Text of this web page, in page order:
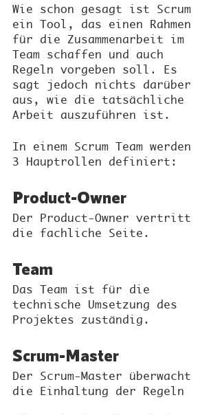
Wie schon gesagt ist Scrum
ein Tool, das einen Rahmen
für die Zusammenarbeit im
Team schaffen und auch
Regeln vorgeben soll. Es
sagt jedoch nichts darüber
aus, wie die tatsächliche
Arbeit auszuführen ist.
In einem Scrum Team werden
3 Hauptrollen definiert:
Product-Owner
Der Product-Owner vertritt
die fachliche Seite.
Team
Das Team ist für die
technische Umsetzung des
Projektes zuständig.
Scrum-Master
Der Scrum-Master überwacht
die Einhaltung der Regeln